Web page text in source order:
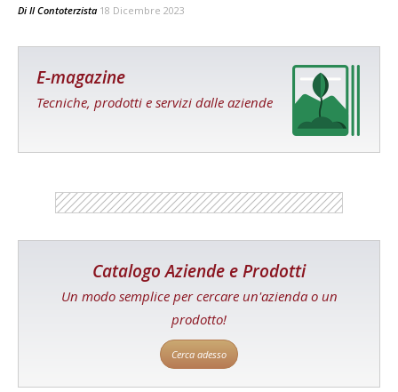
Di Il Contoterzista 18 Dicembre 2023
E-magazine
Tecniche, prodotti e servizi dalle aziende
Catalogo Aziende e Prodotti
Un modo semplice per cercare un'azienda o un
prodotto!
Cerca adesso